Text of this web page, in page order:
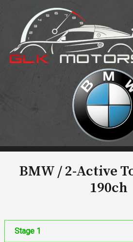
contenu
BMW / 2-Active
190ch
Stage 1